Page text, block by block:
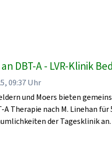
DBT-A - LVR-Klinik
09:37 Uhr
und Moers bieten
A Therapie nach M. Linehan
der Tagesklinik an.